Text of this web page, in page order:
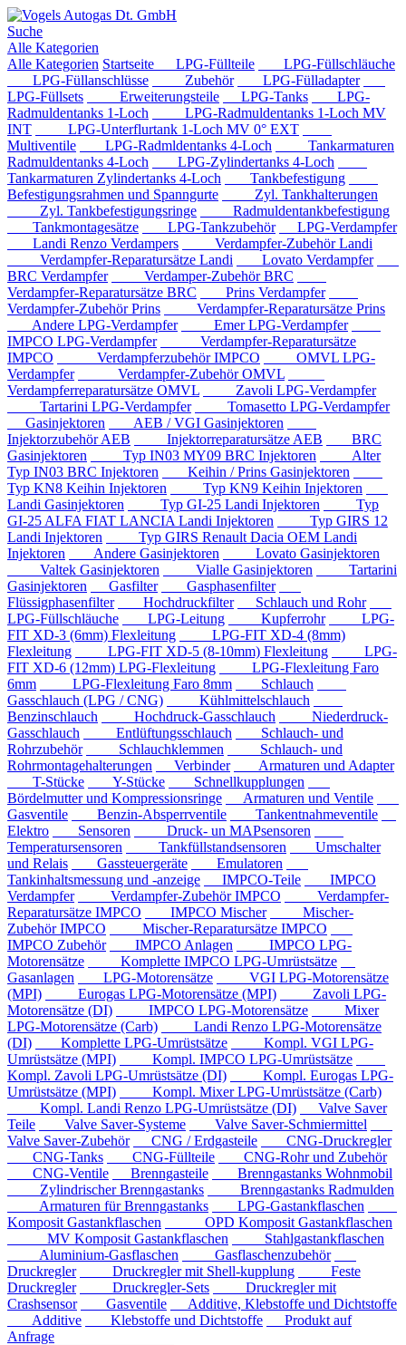
Suche
Alle Kategorien
Alle Kategorien Startseite LPG-Füllteile
LPG-Füllschläuche
LPG-Füllanschlüsse
Zubehör
LPG-Fülladapter
LPG-Füllsets
Erweiterungsteile LPG-Tanks
LPG-
Radmuldentanks 1-Loch
LPG-Radmuldentanks 1-Loch MV
INT
LPG-Unterflurtank 1-Loch MV 0° EXT
Multiventile
LPG-Radmldentanks 4-Loch
Tankarmaturen
Radmuldentanks 4-Loch
LPG-Zylindertanks 4-Loch
Tankarmaturen Zylindertanks 4-Loch
Tankbefestigung
Befestigungsrahmen und Spanngurte
Zyl. Tankhalterungen
Zyl. Tankbefestigungsringe
Radmuldentankbefestigung
Tankmontagesätze
LPG-Tankzubehör
LPG-Verdampfer
Landi Renzo Verdampers
Verdampfer-Zubehör Landi
Verdampfer-Reparatursätze Landi
Lovato Verdampfer
BRC Verdampfer
Verdamper-Zubehör BRC
Verdampfer-Reparatursätze BRC
Prins Verdampfer
Verdampfer-Zubehör Prins
Verdampfer-Reparatursätze Prins
Andere LPG-Verdampfer
Emer LPG-Verdampfer
IMPCO LPG-Verdampfer
Verdampfer-Reparatursätze
IMPCO
Verdampferzubehör IMPCO
OMVL LPG-
Verdampfer
Verdampfer-Zubehör OMVL
Verdampferreparatursätze OMVL
Zavoli LPG-Verdampfer
Tartarini LPG-Verdampfer
Tomasetto LPG-Verdampfer
Gasinjektoren
AEB / VGI Gasinjektoren
Injektorzubehör AEB
Injektorreparatursätze AEB
BRC
Gasinjektoren
Typ IN03 MY09 BRC Injektoren
Alter
Typ IN03 BRC Injektoren
Keihin / Prins Gasinjektoren
Typ KN8 Keihin Injektoren
Typ KN9 Keihin Injektoren
Landi Gasinjektoren
Typ GI-25 Landi Injektoren
Typ
GI-25 ALFA FIAT LANCIA Landi Injektoren
Typ GIRS 12
Landi Injektoren
Typ GIRS Renault Dacia OEM Landi
Injektoren
Andere Gasinjektoren
Lovato Gasinjektoren
Valtek Gasinjektoren
Vialle Gasinjektoren
Tartarini
Gasinjektoren
Gasfilter
Gasphasenfilter
Flüssigphasenfilter
Hochdruckfilter
Schlauch und Rohr
LPG-Füllschläuche
LPG-Leitung Kupferrohr
LPG-
FIT XD-3 (6mm) Flexleitung
LPG-FIT XD-4 (8mm)
Flexleitung
LPG-FIT XD-5 (8-10mm) Flexleitung
LPG-
FIT XD-6 (12mm) LPG-Flexleitung
LPG-Flexleitung Faro
6mm
LPG-Flexleitung Faro 8mm
Schlauch
Gasschlauch (LPG / CNG)
Kühlmittelschlauch
Benzinschlauch
Hochdruck-Gasschlauch
Niederdruck-
Gasschlauch
Entlüftungsschlauch
Schlauch- und
Rohrzubehör
Schlauchklemmen
Schlauch- und
Rohrmontagehalterungen
Verbinder
Armaturen und Adapter
T-Stücke
Y-Stücke
Schnellkupplungen
Bördelmutter und Kompressionsringe
Armaturen und Ventile
Gasventile
Benzin-Absperrventile
Tankentnahmeventile
Elektro
Sensoren
Druck- un MAPsensoren
Temperatursensoren
Tankfüllstandsensoren
Umschalter
und Relais
Gassteuergeräte
Emulatoren
Tankinhaltsmessung und -anzeige
IMPCO-Teile
IMPCO
Verdampfer
Verdampfer-Zubehör IMPCO
Verdampfer-
Reparatursätze IMPCO
IMPCO Mischer
Mischer-
Zubehör IMPCO
Mischer-Reparatursätze IMPCO
IMPCO Zubehör
IMPCO Anlagen
IMPCO LPG-
Motorensätze
Komplette IMPCO LPG-Umrüstsätze
Gasanlagen
LPG-Motorensätze
VGI LPG-Motorensätze
(MPI)
Eurogas LPG-Motorensätze (MPI)
Zavoli LPG-
Motorensätze (DI)
IMPCO LPG-Motorensätze
Mixer
LPG-Motorensätze (Carb)
Landi Renzo LPG-Motorensätze
(DI)
Komplette LPG-Umrüstsätze
Kompl. VGI LPG-
Umrüstsätze (MPI)
Kompl. IMPCO LPG-Umrüstsätze
Kompl. Zavoli LPG-Umrüstsätze (DI)
Kompl. Eurogas LPG-
Umrüstsätze (MPI)
Kompl. Mixer LPG-Umrüstsätze (Carb)
Kompl. Landi Renzo LPG-Umrüstsätze (DI)
Valve Saver
Teile
Valve Saver-Systeme
Valve Saver-Schmiermittel
Valve Saver-Zubehör
CNG / Erdgasteile
CNG-Druckregler
CNG-Tanks
CNG-Füllteile
CNG-Rohr und Zubehör
CNG-Ventile
Brenngasteile
Brenngastanks Wohnmobil
Zylindrischer Brenngastanks
Brenngastanks Radmulden
Armaturen für Brenngastanks
LPG-Gastankflaschen
Komposit Gastankflaschen
OPD Komposit Gastankflaschen
MV Komposit Gastankflaschen
Stahlgastankflaschen
Aluminium-Gasflaschen
Gasflaschenzubehör
Druckregler
Druckregler mit Shell-kupplung
Feste
Druckregler
Druckregler-Sets
Druckregler mit
Crashsensor
Gasventile
Additive, Klebstoffe und Dichtstoffe
Additive
Klebstoffe und Dichtstoffe
Produkt auf
Anfrage